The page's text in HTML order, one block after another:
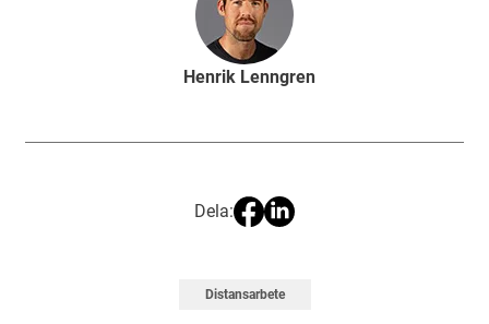
Henrik Lenngren
Dela:
Distansarbete